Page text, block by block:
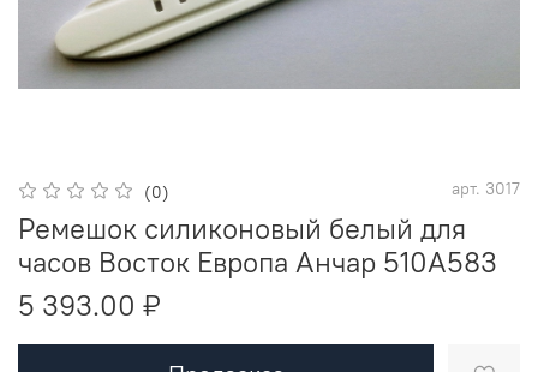
(0) арт. 3017
Ремешок силиконовый белый для
часов Восток Европа Анчар 510А583
5 393.00 ₽